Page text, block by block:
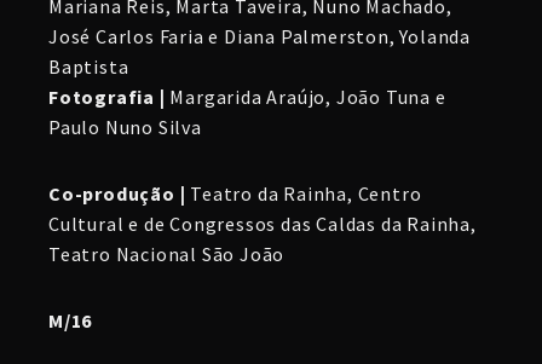
Mariana Reis, Marta Taveira, Nuno Machado,
José Carlos Faria e Diana Palmerston, Yolanda
Baptista
Fotografia | Margarida Araújo, João Tuna e
Paulo Nuno Silva
Co-produção | Teatro da Rainha, Centro
Cultural e de Congressos das Caldas da Rainha,
Teatro Nacional São João
M/16